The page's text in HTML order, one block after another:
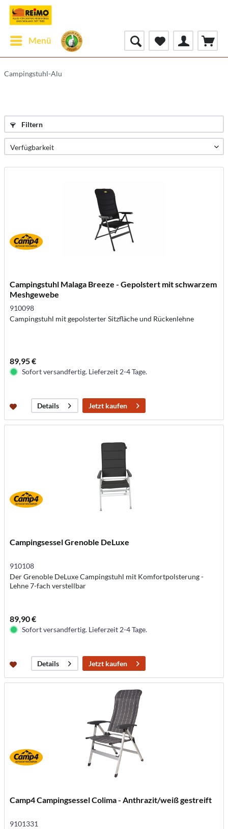
Menü
Campingstuhl-Alu
Filtern
Campingstuhl Malaga Breeze - Gepolstert mit schwarzem
Meshgewebe
910098
Campingstuhl mit gepolsterter Sitzfläche und Rückenlehne
89,95 €
Sofort versandfertig. Lieferzeit 2-4 Tage.
Details Jetzt kaufen
Campingsessel Grenoble DeLuxe
910108
Der Grenoble DeLuxe Campingstuhl mit Komfortpolsterung -
Lehne 7-fach verstellbar
89,90 €
Sofort versandfertig. Lieferzeit 2-4 Tage.
Details Jetzt kaufen
Camp4 Campingsessel Colima - Anthrazit/weiß gestreift
9101331